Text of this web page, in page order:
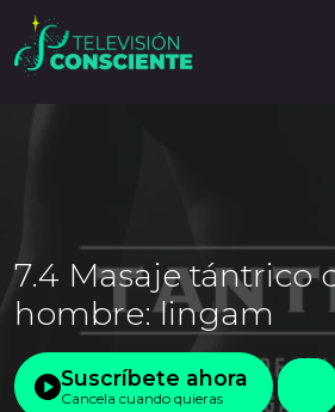
7.4 Masaje tántrico
hombre: lingam
Suscríbete ahora
Cancela cuando quieras